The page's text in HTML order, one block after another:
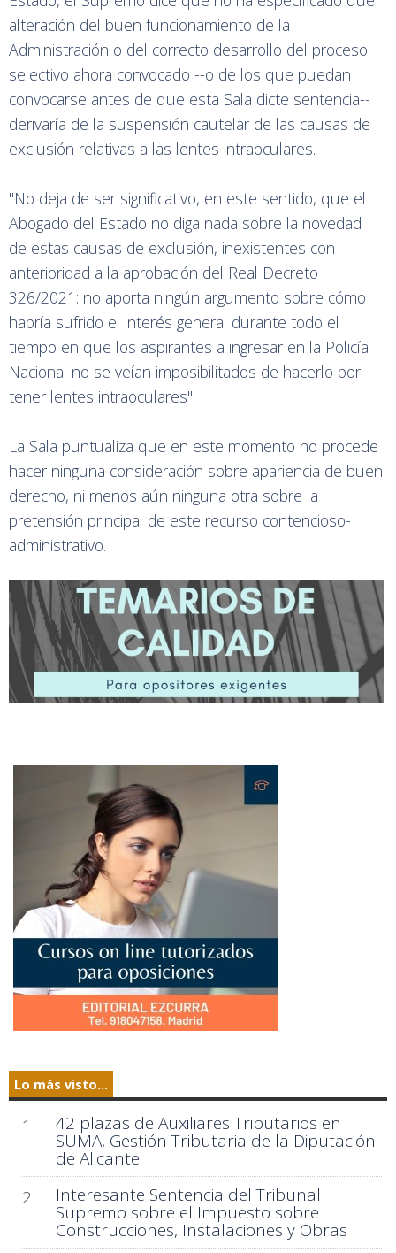
alteración del buen funcionamiento de la
Administración o del correcto desarrollo del proceso
selectivo ahora convocado --o de los que puedan
convocarse antes de que esta Sala dicte sentencia--
derivaría de la suspensión cautelar de las causas de
exclusión relativas a las lentes intraoculares.
"No deja de ser significativo, en este sentido, que el
Abogado del Estado no diga nada sobre la novedad
de estas causas de exclusión, inexistentes con
anterioridad a la aprobación del Real Decreto
326/2021: no aporta ningún argumento sobre cómo
habría sufrido el interés general durante todo el
tiempo en que los aspirantes a ingresar en la Policía
Nacional no se veían imposibilitados de hacerlo por
tener lentes intraoculares".
La Sala puntualiza que en este momento no procede
hacer ninguna consideración sobre apariencia de buen
derecho, ni menos aún ninguna otra sobre la
pretensión principal de este recurso contencioso-
administrativo.
Lo más visto...
1 42 plazas de Auxiliares Tributarios en
SUMA, Gestión Tributaria de la Diputación
de Alicante
2
Interesante Sentencia del Tribunal
Supremo sobre el Impuesto sobre
Construcciones, Instalaciones y Obras